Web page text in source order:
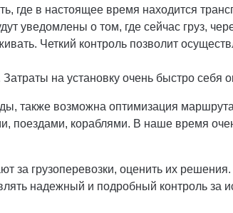
где в настоящее время находится
уведомлены о том, где сейчас груз,
Четкий контроль позволит
на установку очень быстро себя
также возможна оптимизация
поездами, кораблями. В наше время
за грузоперевозки, оценить их
надежный и подробный контроль за